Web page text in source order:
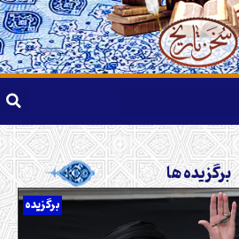
برگزیده ها
برگزیده